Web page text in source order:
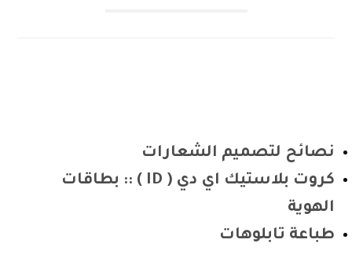
نصائح لتصميم الشعارات
كروت بلاستيك اي دي ( ID ) :: بطاقات
الهوية
طباعة تابلوهات